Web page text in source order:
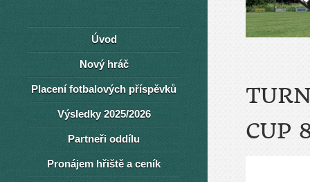
CUP
Úvod
Nový hráč
Placení fotbalových příspěvků
Výsledky 2025/2026
Partneři oddílu
Pronájem hřiště a ceník